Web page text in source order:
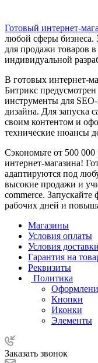
Готовый интернет-
любой сферы бизнеса.
для продажи товаров
индивидуальной
В готовых интернет-
Битрикс
инструменты для
дизайна. Для запуска
своим контентом и
технические нюансы
Сэкономьте от 500
интернет-магазина!
адаптируются под
высокие продажи и
commerce.
рабочих дней и
Магазины
Условия оплаты
Условия доставки
Гарантия на
Реквизиты
Политика
Кнопки
Иконки
Элементы
Заказать звонок